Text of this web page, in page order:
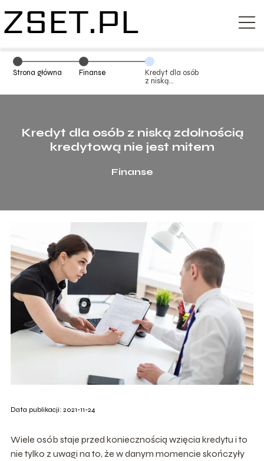
Strona główna Finanse
Kredyt dla osób
z niską
kredytową nie
Kredyt dla osób z niską zdolnością
kredytową nie jest mitem
Finanse
Data publikacji: 2021-11-24
Wiele osób staje przed koniecznością wzięcia kredytu i to
nie tylko z uwagi na to, że w danym momencie skończyły